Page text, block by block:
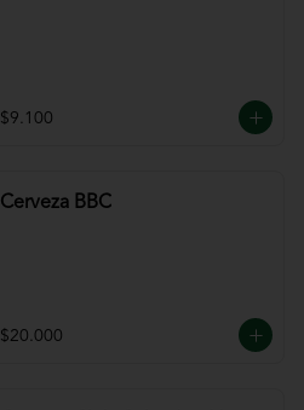
$9.100
Cerveza BBC
$20.000